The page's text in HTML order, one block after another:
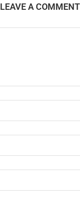
LEAVE A COMMENT